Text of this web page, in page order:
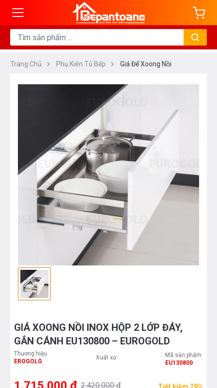
Trang Chủ Phụ Kiên Tủ Bếp Giá Để Xoong Nồi
GIÁ XOONG NỒI INOX HỘP 2 LỚP ĐÁY,
GẮN CÁNH EU130800 – EUROGOLD
Thương hiệu
EROGOLG
Xuất xứ
Mã sản phẩm
EU130800
2.420.000 ₫